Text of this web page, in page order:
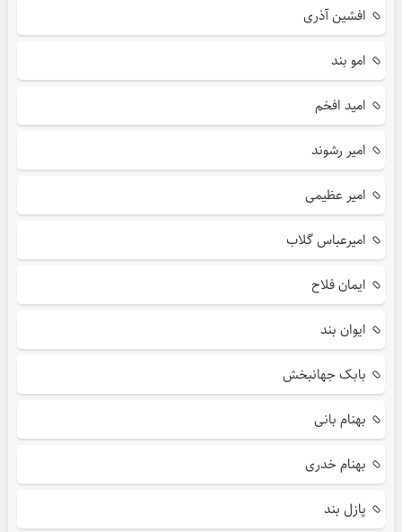
افشین آذری
امو بند
امید افخم
امیر رشوند
امیر عظیمی
امیرعباس گلاب
ایمان فلاح
ایوان بند
بابک جهانبخش
بهنام بانی
بهنام خدری
پازل بند